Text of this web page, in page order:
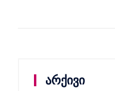
არქივი